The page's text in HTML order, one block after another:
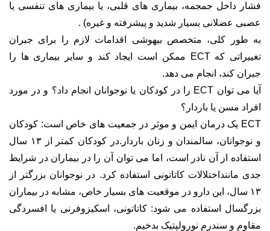
فشار داخل جمجمه، بیماری های قلبی، یا بیماری های تنفسی یا
عصبی عضلانی بسیار شدید و پیشرفته و غیره) .
به طور کلی، متخصص بیهوشی اقدامات لازم را برای جبران
تغییراتی که ECT ممکن است ایجاد کند و سایر بیماری ها را
جبران کند، انجام می دهد.
آیا می توان ECT را در کودکان یا نوجوانان انجام داد؟ و در مورد
افراد مسن یا باردار؟
ECT یک درمان ایمن و موثر در جمعیت های خاص است: کودکان
و نوجوانان، سالمندان و زنان باردار.در کودکان کمتر از ۱۳ سال
استفاده از آن نادر است، اما می توان آن را در بیماران در شرایط
جدی ماننداختلالات کاتاتونی استفاده کرد. در نوجوانان بزرگتر از
۱۳ سال، این دارو در موقعیت های بسیار خاص، مشابه در بیماران
بزرگسال استفاده می شود: کاتاتونی، اسکیزوفرنی یا افسردگی
مقاوم و سندرم نورولپتیک بدخیم.